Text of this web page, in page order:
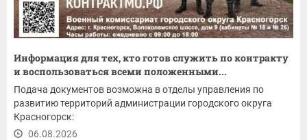
Информация для тех, кто готов служить по контракту
и воспользоваться всеми положенными...
Подача документов возможна в отделы управления по
развитию территорий администрации городского округа
Красногорск:
06.08.2026